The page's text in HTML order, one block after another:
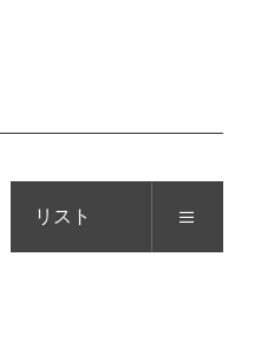
リスト